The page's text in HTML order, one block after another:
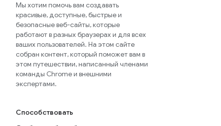
Мы хотим помочь вам создавать
красивые, доступные, быстрые и
безопасные веб-сайты, которые
работают в разных браузерах и для всех
ваших пользователей. На этом сайте
собран контент, который поможет вам в
этом путешествии, написанный членами
команды Chrome и внешними
экспертами.
Способствовать